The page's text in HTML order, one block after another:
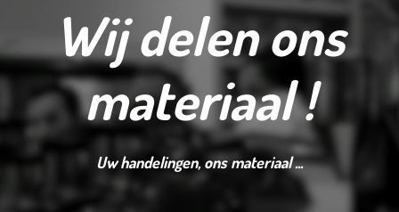
Wij delen ons
materiaal !
Uw handelingen, ons materiaal ...